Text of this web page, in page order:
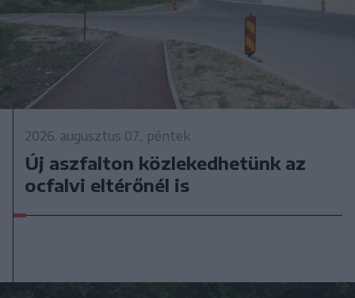
2026. augusztus 07., péntek
Új aszfalton közlekedhetünk az
ocfalvi eltérőnél is